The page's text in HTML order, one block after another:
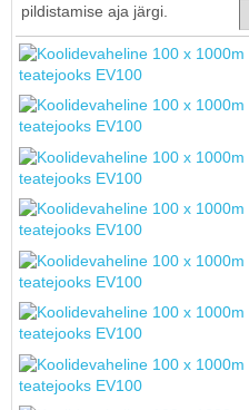
pildistamise aja järgi.